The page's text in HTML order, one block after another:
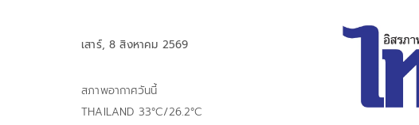
เสาร์, 8 สิงหาคม 2569
สภาพอากาศวันนี้
THAILAND 33°C/26.2°C